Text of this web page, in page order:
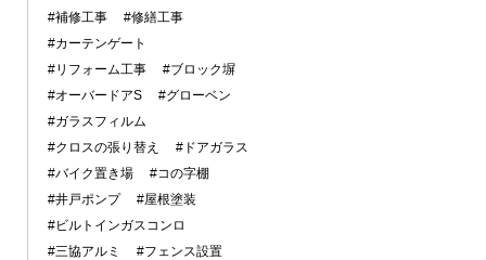
#補修工事
#修繕工事
#カーテンゲート
#リフォーム工事
#ブロック塀
#オーバードアS
#グローベン
#ガラスフィルム
#クロスの張り替え
#ドアガラス
#バイク置き場
#コの字棚
#井戸ポンプ
#屋根塗装
#ビルトインガスコンロ
#三協アルミ
#フェンス設置